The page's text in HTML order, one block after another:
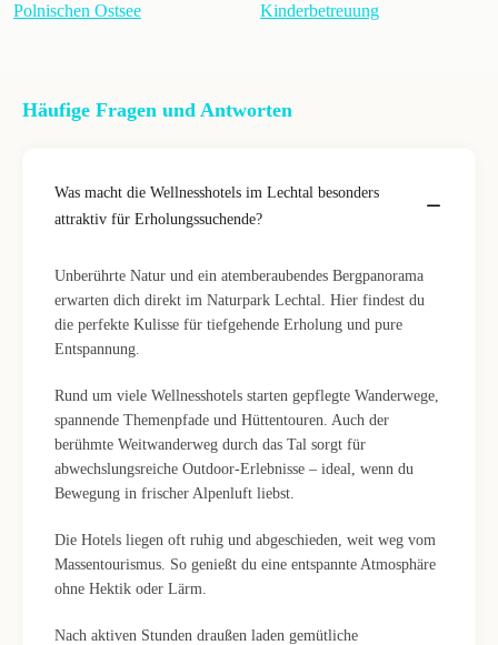
Polnischen Ostsee
Kinderbetreuung
Häufige Fragen und Antworten
Was macht die Wellnesshotels im Lechtal besonders
attraktiv für Erholungssuchende?
Unberührte Natur und ein atemberaubendes Bergpanorama
erwarten dich direkt im Naturpark Lechtal. Hier findest du
die perfekte Kulisse für tiefgehende Erholung und pure
Entspannung.
Rund um viele Wellnesshotels starten gepflegte Wanderwege,
spannende Themenpfade und Hüttentouren. Auch der
berühmte Weitwanderweg durch das Tal sorgt für
abwechslungsreiche Outdoor-Erlebnisse – ideal, wenn du
Bewegung in frischer Alpenluft liebst.
Die Hotels liegen oft ruhig und abgeschieden, weit weg vom
Massentourismus. So genießt du eine entspannte Atmosphäre
ohne Hektik oder Lärm.
Nach aktiven Stunden draußen laden gemütliche